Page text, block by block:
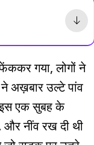
गया, लोगों ने
अख़बार उल्टे पांव
इस एक सुबह के
और नींव रख दी थी